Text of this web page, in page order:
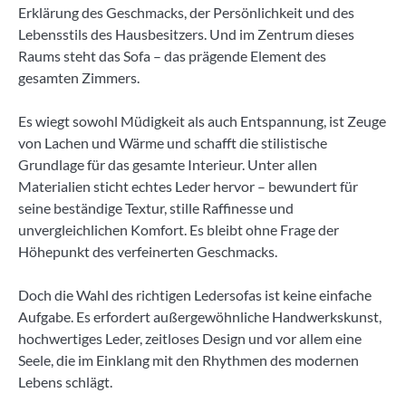
Erklärung des Geschmacks, der Persönlichkeit und des
Lebensstils des Hausbesitzers. Und im Zentrum dieses
Raums steht das Sofa – das prägende Element des
gesamten Zimmers.
Es wiegt sowohl Müdigkeit als auch Entspannung, ist Zeuge
von Lachen und Wärme und schafft die stilistische
Grundlage für das gesamte Interieur. Unter allen
Materialien sticht echtes Leder hervor – bewundert für
seine beständige Textur, stille Raffinesse und
unvergleichlichen Komfort. Es bleibt ohne Frage der
Höhepunkt des verfeinerten Geschmacks.
Doch die Wahl des richtigen Ledersofas ist keine einfache
Aufgabe. Es erfordert außergewöhnliche Handwerkskunst,
hochwertiges Leder, zeitloses Design und vor allem eine
Seele, die im Einklang mit den Rhythmen des modernen
Lebens schlägt.